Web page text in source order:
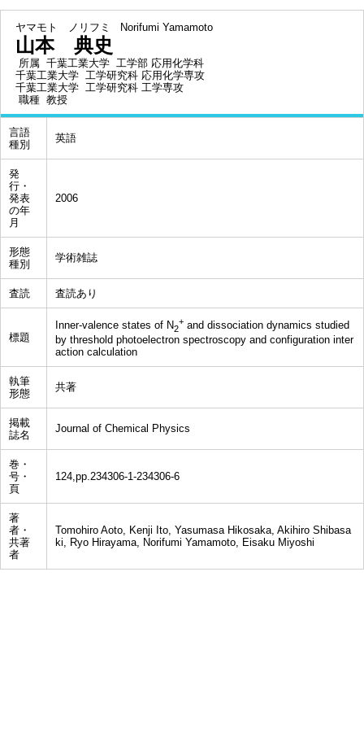
ヤマモト ノリフミ Norifumi Yamamoto
山本 典史
所属 千葉工業大学 工学部 応用化学科
千葉工業大学 工学研究科 応用化学専攻
千葉工業大学 工学研究科 工学専攻
職種 教授
言語
種別
英語
発
行・
発表
の年
月
2006
形態
種別
学術雑誌
査読 査読あり
標題
Inner-valence states of N2
+ and dissociation dynamics studied
by threshold photoelectron spectroscopy and configuration inter
action calculation
執筆
形態
共著
掲載
誌名
Journal of Chemical Physics
巻・
号・
頁
124,pp.234306-1-234306-6
著
者・
共著
者
Tomohiro Aoto, Kenji Ito, Yasumasa Hikosaka, Akihiro Shibasa
ki, Ryo Hirayama, Norifumi Yamamoto, Eisaku Miyoshi